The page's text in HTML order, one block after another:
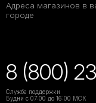
Адреса магазинов в
городе
8 (800)
Служба поддержки
Будни с 07:00 до 16:00 МСК